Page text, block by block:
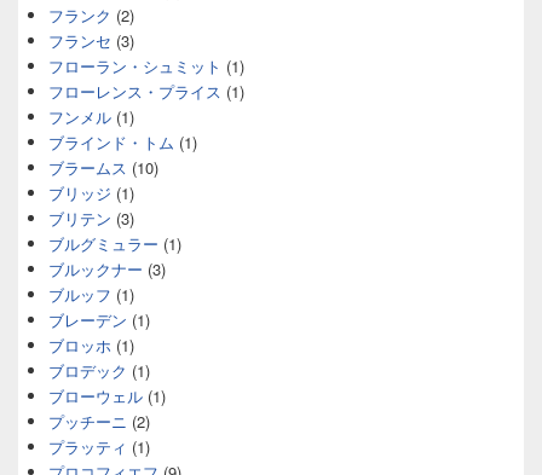
フランク (2)
フランセ (3)
フローラン・シュミット (1)
フローレンス・プライス (1)
フンメル (1)
ブラインド・トム (1)
ブラームス (10)
ブリッジ (1)
ブリテン (3)
ブルグミュラー (1)
ブルックナー (3)
ブルッフ (1)
ブレーデン (1)
ブロッホ (1)
ブロデック (1)
ブローウェル (1)
プッチーニ (2)
プラッティ (1)